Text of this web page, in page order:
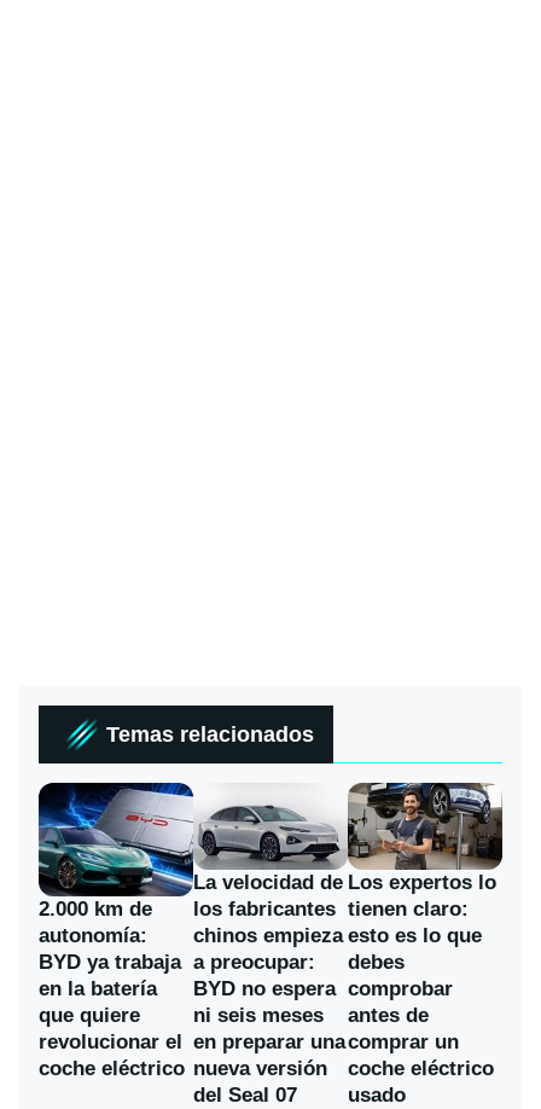
Temas relacionados
2.000 km de
autonomía:
BYD ya trabaja
en la batería
que quiere
revolucionar el
coche eléctrico
La velocidad de
los fabricantes
chinos empieza
a preocupar:
BYD no espera
ni seis meses
en preparar una
nueva versión
del Seal 07
Los expertos lo
tienen claro:
esto es lo que
debes
comprobar
antes de
comprar un
coche eléctrico
usado